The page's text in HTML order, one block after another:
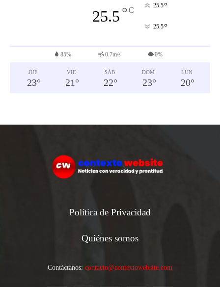
25.5°C
25.5°
25.5°
85% 0.7m/s 0%
JUE
23°
VIE
21 °
SÁB
22°
DOM
23°
LUN
20°
Política de Privacidad
Quiénes somos
Contáctanos: contacto@contextowebsite.com